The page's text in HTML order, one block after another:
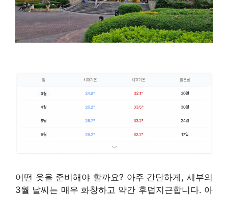
어떤 옷을 준비해야 할까요? 아주 간단하게, 세부의
3월 날씨는 매우 화창하고 약간 후덥지근합니다. 아